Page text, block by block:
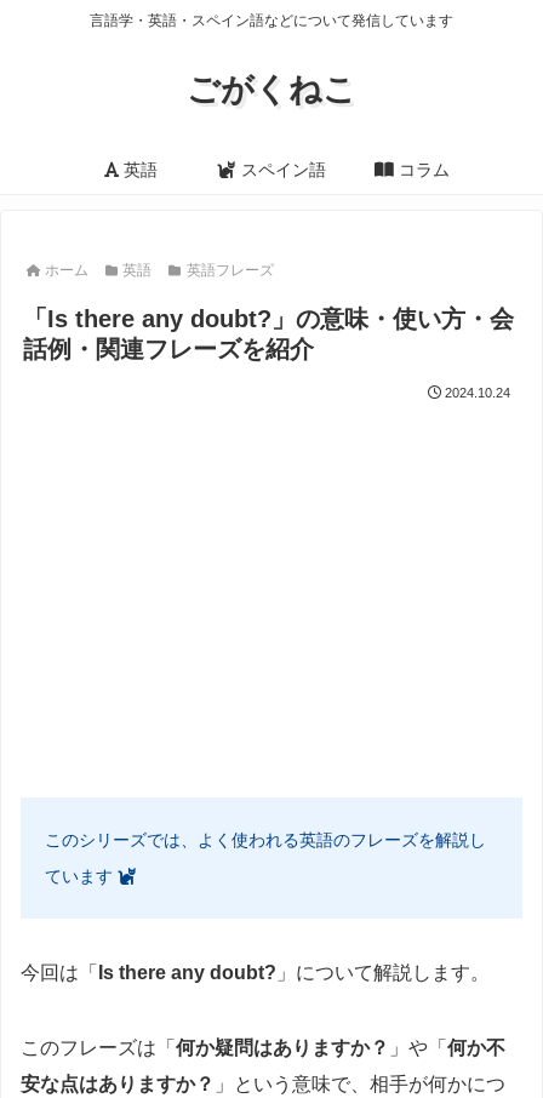
言語学・英語・スペイン語などについて発信しています
ごがくねこ
英語 スペイン語 コラム
ホーム 英語 英語フレーズ
「Is there any doubt?」の意味・使い方・会
話例・関連フレーズを紹介
2024.10.24
このシリーズでは、よく使われる英語のフレーズを解説し
ています
今回は「 Is there any doubt? 」について解説します。
このフレーズは「 何か疑問はありますか？ 」や「 何か不
安な点はありますか？ 」という意味で、相手が何かにつ